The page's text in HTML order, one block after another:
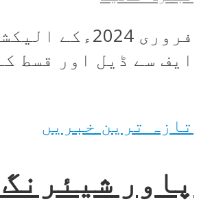
فروری
ایف سے ڈیل اور قسط
تازہ ترین خبریں
پاور